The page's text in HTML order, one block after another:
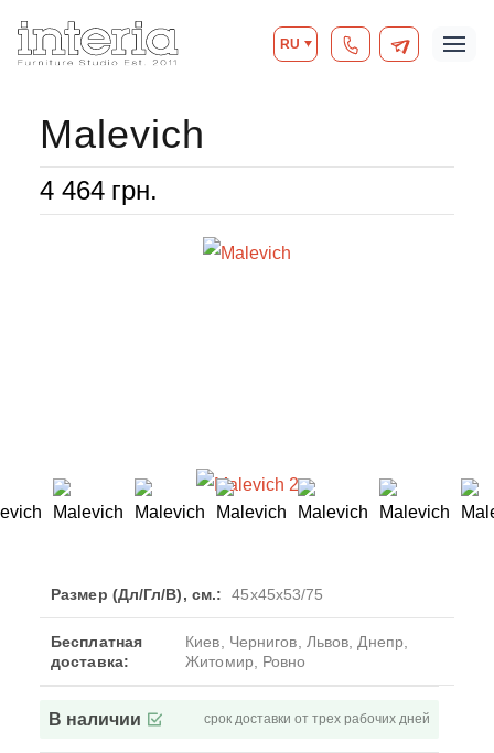
RU
Malevich
4 464грн.
Размер (Дл/Гл/В), см.: 45x45x53/75
Бесплатная
доставка:
Киев, Чернигов, Львов, Днепр,
Житомир, Ровно
В наличии срок доставки от трех рабочих дней